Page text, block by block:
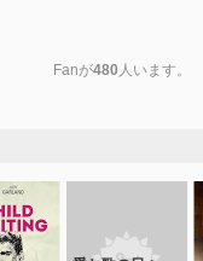
Fanが480 人います。